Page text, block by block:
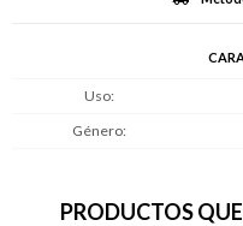
Uso
Género
PRODUCTOS